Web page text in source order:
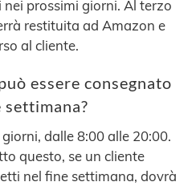
prossimi giorni. Al terzo
restituita ad Amazon e
al cliente.
essere consegnato
settimana?
dalle 8:00 alle 20:00.
questo, se un cliente
nel fine settimana, dovrà